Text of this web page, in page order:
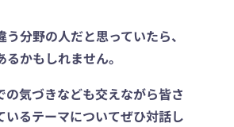
う分野の人だと思っていたら、
かもしれません。
の気づきなども交えながら皆さ
いるテーマについてぜひ対話し